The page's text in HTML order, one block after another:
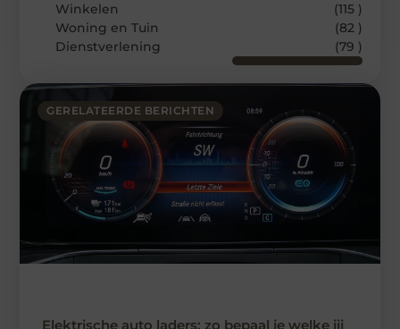
GERELATEERDE BERICHTEN
Elektrische auto laders: zo bepaal je welke jij
Winkelen
(115 )
Woning en Tuin
(82 )
Dienstverlening
(79 )